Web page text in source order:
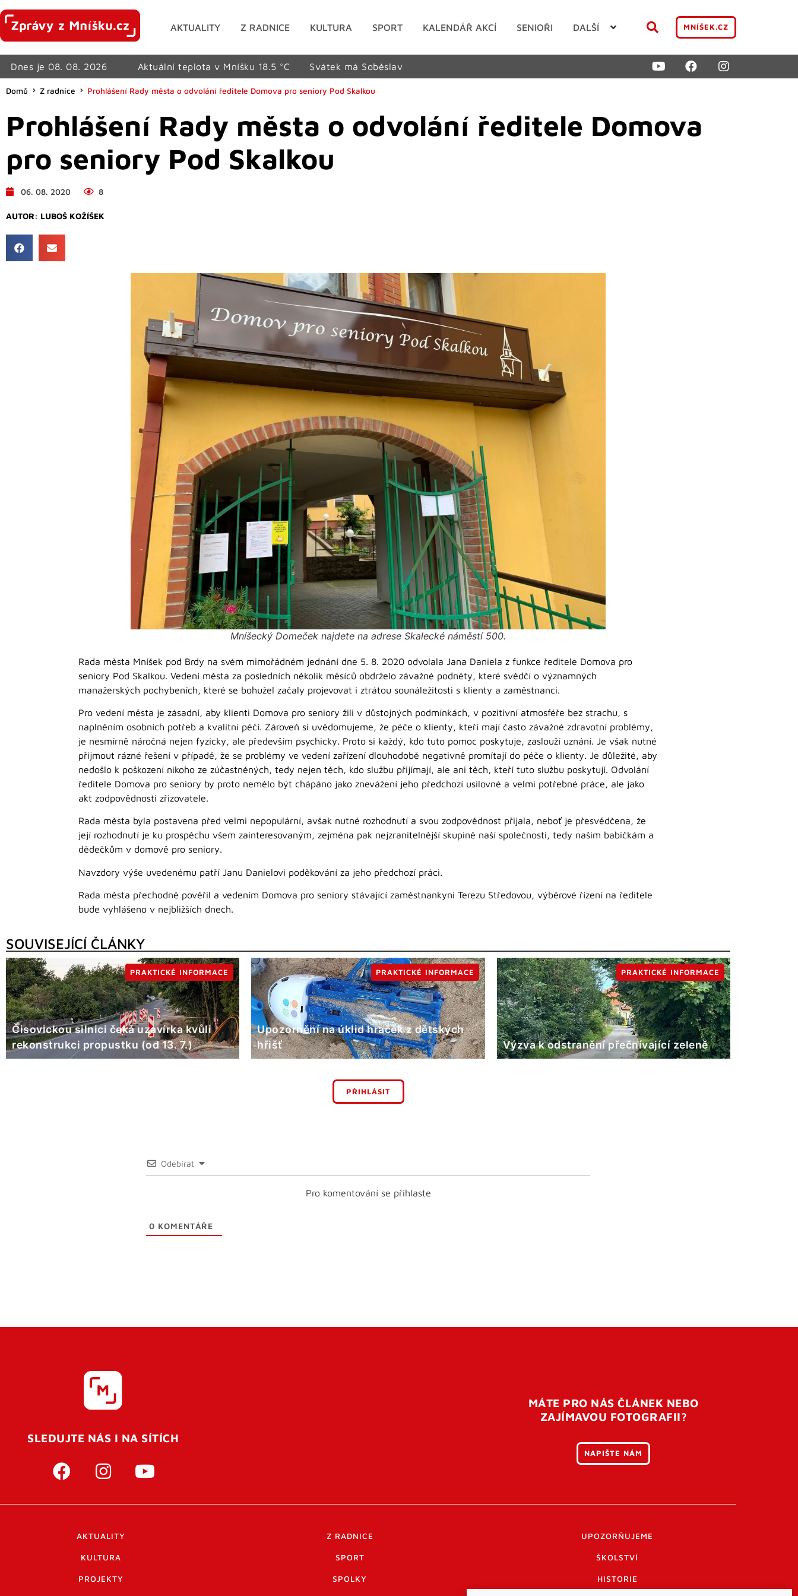
AKTUALITY Z RADNICE KULTURA SPORT KALENDÁŘ AKCÍ SENIOŘI DALŠÍ MNÍŠEK.CZ
Dnes je 08. 08. 2026 Aktuální teplota v Mníšku 18.5 °C Svátek má Soběslav
Domů Z radnice Prohlášení Rady města o odvolání ředitele Domova pro seniory Pod Skalkou
Prohlášení Rady města o odvolání ředitele Domova
pro seniory Pod Skalkou
06. 08. 2020 8
AUTOR: LUBOŠ KOŽÍŠEK
Mníšecký Domeček najdete na adrese Skalecké náměstí 500.
Rada města Mníšek pod Brdy na svém mimořádném jednání dne 5. 8. 2020 odvolala Jana Daniela z funkce ředitele Domova pro
seniory Pod Skalkou. Vedení města za posledních několik měsíců obdrželo závažné podněty, které svědčí o významných
manažerských pochybeních, které se bohužel začaly projevovat i ztrátou sounáležitosti s klienty a zaměstnanci.
Pro vedení města je zásadní, aby klienti Domova pro seniory žili v důstojných podmínkách, v pozitivní atmosféře bez strachu, s
naplněním osobních potřeb a kvalitní péčí. Zároveň si uvědomujeme, že péče o klienty, kteří mají často závažné zdravotní problémy,
je nesmírně náročná nejen fyzicky, ale především psychicky. Proto si každý, kdo tuto pomoc poskytuje, zaslouží uznání. Je však nutné
přijmout rázné řešení v případě, že se problémy ve vedení zařízení dlouhodobě negativně promítají do péče o klienty. Je důležité, aby
nedošlo k poškození nikoho ze zúčastněných, tedy nejen těch, kdo službu přijímají, ale ani těch, kteří tuto službu poskytují. Odvolání
ředitele Domova pro seniory by proto nemělo být chápáno jako znevážení jeho předchozí usilovné a velmi potřebné práce, ale jako
akt zodpovědnosti zřizovatele.
Rada města byla postavena před velmi nepopulární, avšak nutné rozhodnutí a svou zodpovědnost přijala, neboť je přesvědčena, že
její rozhodnutí je ku prospěchu všem zainteresovaným, zejména pak nejzranitelnější skupině naší společnosti, tedy našim babičkám a
dědečkům v domově pro seniory.
Navzdory výše uvedenému patří Janu Danielovi poděkování za jeho předchozí práci.
Rada města přechodně pověřil a vedením Domova pro seniory stávající zaměstnankyni Terezu Středovou, výběrové řízení na ředitele
bude vyhlášeno v nejbližších dnech.
SOUVISEJÍCÍ ČLÁNKY
Čisovickou silnici čeká uzavírka kvůli
rekonstrukci propustku (od 13. 7.)
PRAKTICKÉ INFORMACE
Upozornění na úklid hraček z dětských
hřišť
PRAKTICKÉ INFORMACE
Výzva k odstranění přečnívající zeleně
PRAKTICKÉ INFORMACE
PŘIHLÁSIT
Odebírat
Pro komentování se přihlaste
0 KOMENTÁŘE
SLEDUJTE NÁS I NA SÍTÍCH
MÁTE PRO NÁS ČLÁNEK NEBO
ZAJÍMAVOU FOTOGRAFII?
NAPIŠTE NÁM
AKTUALITY Z RADNICE UPOZORŇUJEME
KULTURA SPORT ŠKOLSTVÍ
PROJEKTY SPOLKY HISTORIE